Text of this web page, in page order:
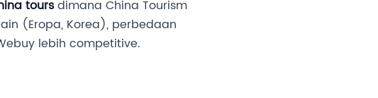
toursdimana China Tourism
(Eropa, Korea), perbedaan
lebih competitive.